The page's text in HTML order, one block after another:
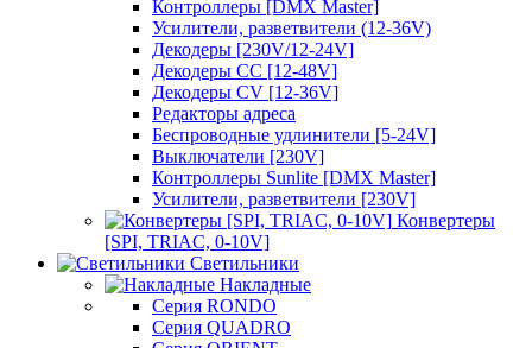
Контроллеры [DMX Master]
Усилители, разветвители (12-36V)
Декодеры [230V/12-24V]
Декодеры CC [12-48V]
Декодеры CV [12-36V]
Редакторы адреса
Беспроводные удлинители [5-24V]
Выключатели [230V]
Контроллеры Sunlite [DMX Master]
Усилители, разветвители [230V]
Конвертеры
[SPI, TRIAC, 0-10V]
Светильники
Накладные
Серия RONDO
Серия QUADRO